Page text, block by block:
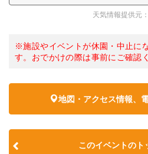
天気情報提供元
※施設やイベントが休園・中止に
す。おでかけの際は事前にご確認
地図・アクセス情報、
このイベントのト